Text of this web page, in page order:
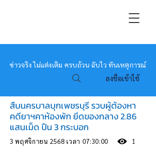
หมอข่าว
ข่าวจริง ไม่แต่งเติม ครบถ้วน ฉับไว ทันเหตุการณ์
ลงชื่อเข้าใช้
สืบนครบาลบุกเพชรบุรี รวบผู้ต้องหา
คดียาฯคาห้องพัก ยึดของกลาง 2.86
แสนเม็ด ปืน 3 กระบอก
3 พฤศจิกายน 2568 เวลา 07:30:00 1